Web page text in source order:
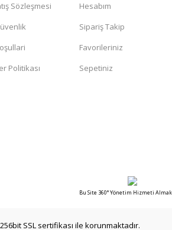
Sözleşmesi
Politikası
Hesabım
Sipariş Takip
Favorileriniz
Sepetiniz
Bu Site 360° Yönetim Hizmeti
SSL sertifikası ile korunmaktadır.